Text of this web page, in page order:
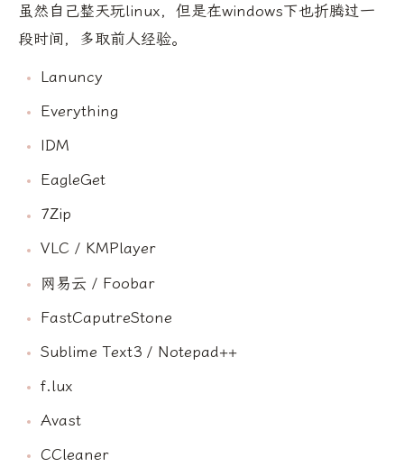
虽然自己整天玩linux，但是在windows下也折腾过一
段时间，多取前人经验。
Lanuncy
Everything
IDM
EagleGet
7Zip
VLC / KMPlayer
网易云 / Foobar
FastCaputreStone
Sublime Text3 / Notepad++
f.lux
Avast
CCleaner